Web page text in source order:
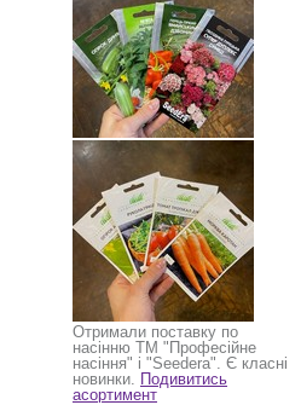
Отримали поставку по
насінню ТМ "Професійне
насіння" і "Seedera". Є класні
новинки. Подивитись
асортимент